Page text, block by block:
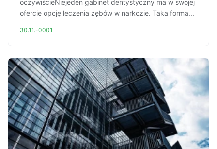
oczywiścieNiejeden gabinet dentystyczny ma w swojej
ofercie opcję leczenia zębów w narkozie. Taka forma...
30.11.-0001